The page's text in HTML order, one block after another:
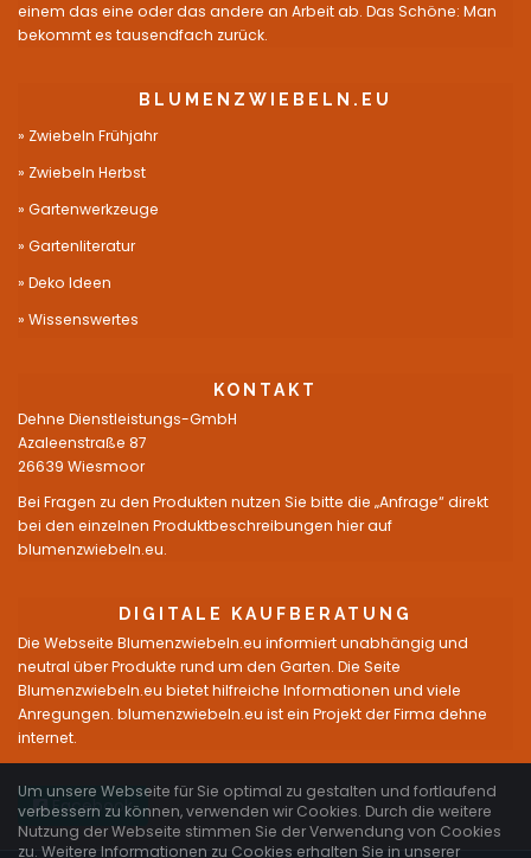
einem das eine oder das andere an Arbeit ab. Das Schöne: Man
bekommt es tausendfach zurück.
BLUMENZWIEBELN.EU
Zwiebeln Frühjahr
Zwiebeln Herbst
Gartenwerkzeuge
Gartenliteratur
Deko Ideen
Wissenswertes
KONTAKT
Dehne Dienstleistungs-GmbH
Azaleenstraße 87
26639 Wiesmoor
Bei Fragen zu den Produkten nutzen Sie bitte die „Anfrage“ direkt
bei den einzelnen Produktbeschreibungen hier auf
blumenzwiebeln.eu.
DIGITALE KAUFBERATUNG
Die Webseite Blumenzwiebeln.eu informiert unabhängig und
neutral über Produkte rund um den Garten. Die Seite
Blumenzwiebeln.eu bietet hilfreiche Informationen und viele
Anregungen. blumenzwiebeln.eu ist ein Projekt der Firma dehne
internet.
Facebook
Um unsere Webseite für Sie optimal zu gestalten und fortlaufend
verbessern zu können, verwenden wir Cookies. Durch die weitere
Nutzung der Webseite stimmen Sie der Verwendung von Cookies
zu. Weitere Informationen zu Cookies erhalten Sie in unserer